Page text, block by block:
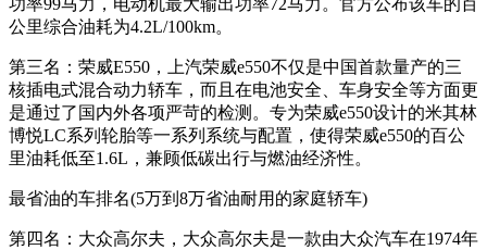
公里综合油耗为4.2L/100km。
第三名：荣威E550，上汽荣威e550不仅是中国首款量产的三
核插电式混合动力轿车，而且在电池安全、车身安全等方面更
是通过了国内外各项严苛的检测。专为荣威e550设计的米其林
博悦LC系列轮胎等一系列系统与配置，使得荣威e550的百公
里油耗低至1.6L，兼顾低碳出行与燃油经济性。
最省油的车排名(5万到8万省油耐用的家庭轿车)
第四名：大众高尔夫，大众高尔夫是一款由大众汽车在1974年